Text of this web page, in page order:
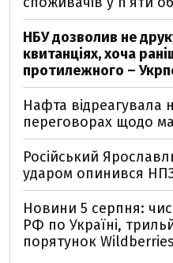
НБУ дозволив не
квитанціях, хоча
протилежного –
Нафта відреагувала
переговорах щодо
Російський
ударом опинився
Новини 5 серпня:
РФ по Україні,
порятунок Wildberries